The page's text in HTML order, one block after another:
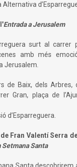
Entrada a Jerusalem
surt al carrer
amb més
Jerusalem.
de Baix, dels Arbres,
Gran, plaça de
d’Esparreguera.
Fran Valentí Serra
Setmana Santa